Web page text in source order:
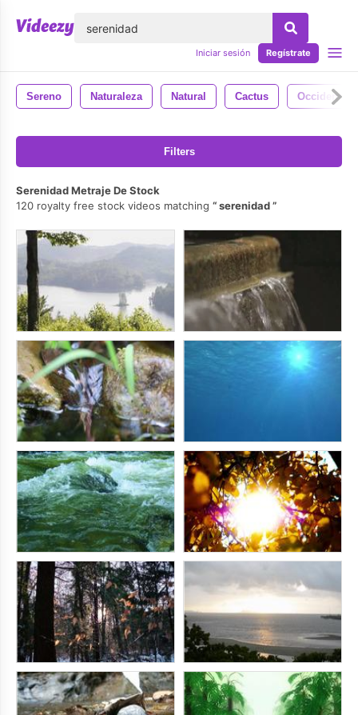
Iniciar sesión Regístrate
Sereno Naturaleza Natural Cactus Occidental
Filters
Serenidad Metraje De Stock
120 royalty free stock videos matching
serenidad